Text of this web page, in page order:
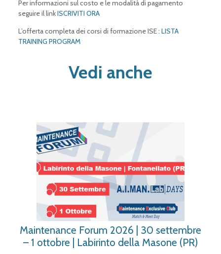
Per informazioni sul costo e le modalità di pagamento
seguire il linkISCRIVITI ORA
L’offerta completa dei corsi di formazione ISE : LISTA
TRAINING PROGRAM
Vedi anche
Maintenance Forum 2026 | 30 settembre
– 1 ottobre | Labirinto della Masone (PR)